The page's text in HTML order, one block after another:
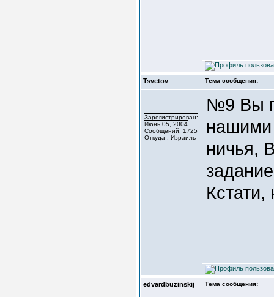
Tsvetov Тема сообщения:
Зарегистрирован:
Июнь 05, 2004
Сообщений: 1725
Откуда : Израиль
№9 Вы
нашими
ничья,
edvardbuzinskij Тема сообщения: